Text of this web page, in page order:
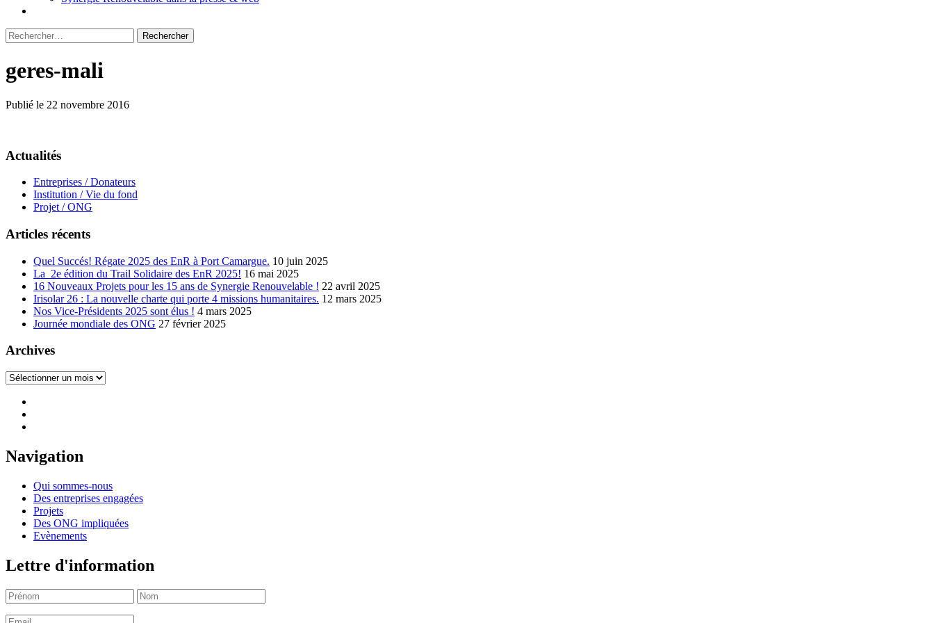
Rechercher :
geres-mali
Publié le 22 novembre 2016
Actualités
Entreprises / Donateurs
Institution / Vie du fond
Projet / ONG
Articles récents
Quel Succés! Régate 2025 des EnR à Port Camargue. 10 juin 2025
La 2e édition du Trail Solidaire des EnR 2025! 16 mai 2025
16 Nouveaux Projets pour les 15 ans de Synergie Renouvelable ! 22 avril 2025
Irisolar 26 : La nouvelle charte qui porte 4 missions humanitaires. 12 mars 2025
Nos Vice-Présidents 2025 sont élus ! 4 mars 2025
Journée mondiale des ONG 27 février 2025
Archives
Archives
Navigation
Qui sommes-nous
Des entreprises engagées
Projets
Des ONG impliquées
Evènements
Lettre d'information